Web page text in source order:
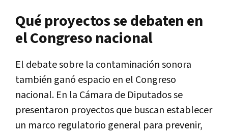
Qué proyectos se debaten en
el Congreso nacional
El debate sobre la contaminación sonora
también ganó espacio en el Congreso
nacional. En la Cámara de Diputados se
presentaron proyectos que buscan establecer
un marco regulatorio general para prevenir,